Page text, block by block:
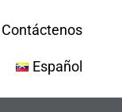
Contáctenos
Español